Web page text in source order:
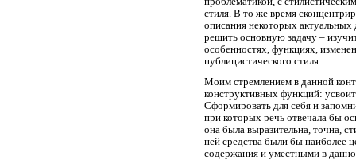
стиля. В то же время
описания некоторых актуальных
решить основную задачу –
особенностях, функциях,
публицистического стиля.
Моим стремлением в данной
конструктивных функций:
Сформировать для себя и
при которых речь отвечала бы
она была выразительна, точна,
ней средства были бы наиболее
содержания и уместными в